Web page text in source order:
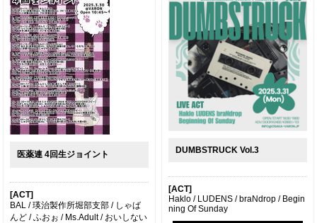
医薬連 4回生ジョイント
[ACT]
BAL / 瑛治製作所堀部支部 / しゃば
んど / ふおぉ / Ms.Adult / おいしない
DUMBSTRUCK Vol.3
[ACT]
Haklo / LUDENS / braNdrop / Begin
ning Of Sunday